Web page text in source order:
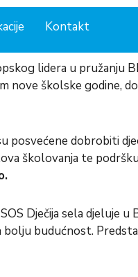
Kontakt
lidera u pružanju
nove školske godine,
posvećene dobrobiti
školovanja te
Dječija sela djeluje
budućnost.